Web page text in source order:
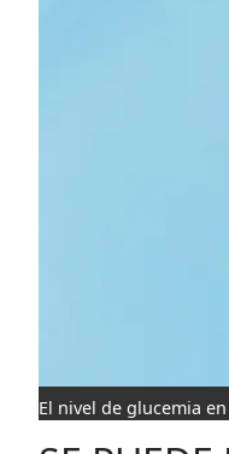
El nivel de glucemia